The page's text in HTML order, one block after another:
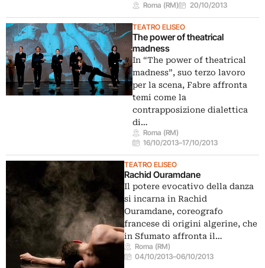
Roma (RM) 20/10/2013
TEATRO ELISEO
The power of theatrical
madness
In “The power of theatrical
madness”, suo terzo lavoro
per la scena, Fabre affronta
temi come la
contrapposizione dialettica
di…
Roma (RM)
16/10/2013–17/10/2013
TEATRO ELISEO
Rachid Ouramdane
Il potere evocativo della danza
si incarna in Rachid
Ouramdane, coreografo
francese di origini algerine, che
in Sfumato affronta il…
Roma (RM)
04/10/2013–06/10/2013